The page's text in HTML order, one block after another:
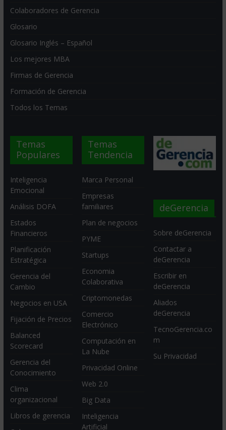
Colaboradores de Gerencia
Glosario
Glosario Inglés – Español
Los mejores MBA
Firmas de Gerencia
Formación de Gerencia
Todos los Temas
Temas
Populares
Inteligencia
Emocional
Análisis DOFA
Estados
Financieros
Planificación
Estratégica
Gerencia del
Cambio
Negocios en USA
Fijación de Precios
Balanced
Scorecard
Gerencia del
Conocimiento
Clima
organizacional
Libros de gerencia
Temas
Tendencia
Marca Personal
Empresas
familiares
Plan de negocios
PYME
Startups
Economia
Colaborativa
Criptomonedas
Comercio
Electrónico
Computación en
La Nube
Privacidad Online
Web 2.0
Big Data
Inteligencia
Artificial
deGerencia
Sobre deGerencia
Contactar a
deGerencia
Escribir en
deGerencia
Aliados
deGerencia
TecnoGerencia.co
m
Su Privacidad